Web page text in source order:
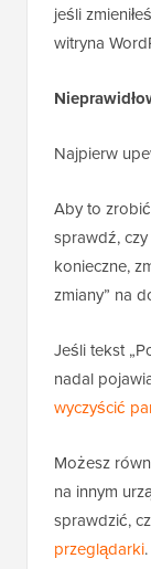
jeśli
witryna
Najpierw
Aby to
sprawdź,
konieczne,
zmiany” na
Jeśli tekst
nadal
wyczyścić
Możesz
na innym
sprawdzić,
przeglądarki.